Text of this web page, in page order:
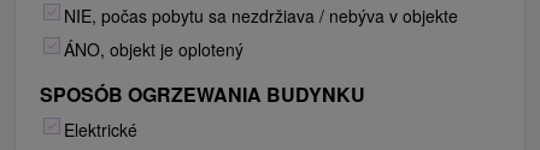
NIE, počas pobytu sa nezdržiava / nebýva v objekte
ÁNO, objekt je oplotený
SPOSÓB OGRZEWANIA BUDYNKU
Elektrické